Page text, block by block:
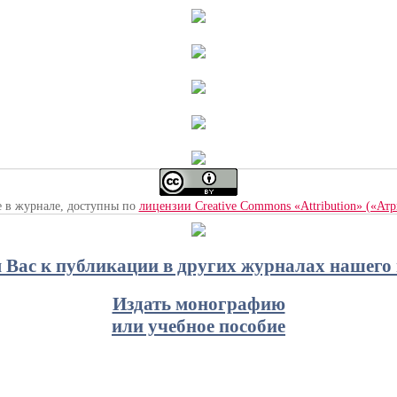
в журнале, доступны по лицензии Creative Commons «Attribution»
к публикации в других журналах нашего
Издать монографию
или учебное пособие